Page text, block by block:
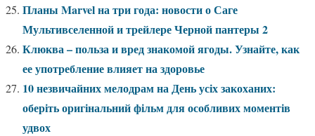
Планы Marvel на три года: новости о Саге
Мультивселенной и трейлере Черной пантеры 2
Клюква – польза и вред знакомой ягоды. Узнайте, как
ее употребление влияет на здоровье
10 незвичайних мелодрам на День усіх закоханих:
оберіть оригінальний фільм для особливих моментів
удвох